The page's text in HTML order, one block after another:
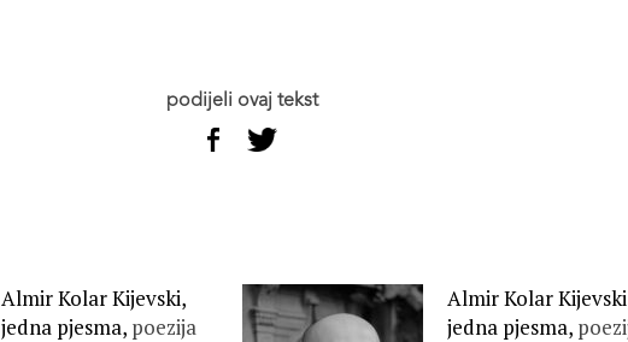
podijeli ovaj tekst
Almir Kolar Kijevski,
jedna pjesma, poezija
Almir Kolar
jedna pjesma,